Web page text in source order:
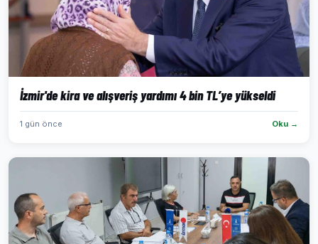
İzmir'de kira ve alışveriş yardımı 4 bin TL’ye yükseldi
1 gün önce Oku →